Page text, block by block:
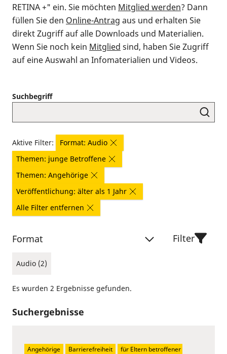
RETINA +" ein. Sie möchten Mitglied werden? Dann
füllen Sie den Online-Antrag aus und erhalten Sie
direkt Zugriff auf alle Downloads und Materialien.
Wenn Sie noch kein Mitglied sind, haben Sie Zugriff
auf eine Auswahl an Infomaterialien und Videos.
Suchbegriff
Aktive Filter:
Format: Audio
Themen: junge Betroffene
Themen: Angehörige
Veröffentlichung: älter als 1 Jahr
Alle Filter entfernen
Format
Audio (2)
Filter
Es wurden 2 Ergebnisse gefunden.
Suchergebnisse
Angehörige Barrierefreiheit für Eltern betroffener